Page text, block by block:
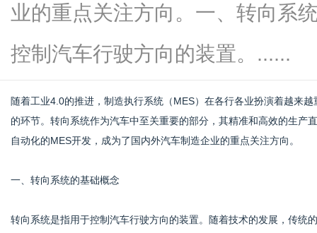
业的重点关注方向。一、转向系
控制汽车行驶方向的装置。......
随着工业4.0的推进，制造执行系统（MES）在各行各业扮演着越来
的环节。转向系统作为汽车中至关重要的部分，其精准和高效的生产
自动化的MES开发，成为了国内外汽车制造企业的重点关注方向。
一、转向系统的基础概念
转向系统是指用于控制汽车行驶方向的装置。随着技术的发展，传统